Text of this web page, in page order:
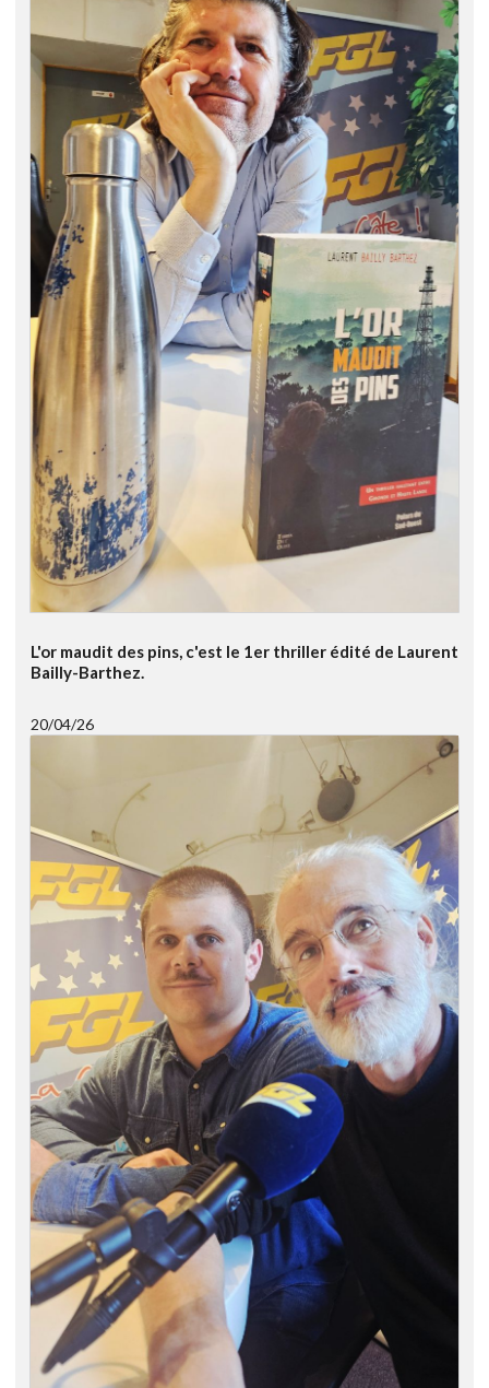
L'or maudit des pins, c'est le 1er thriller édité de Laurent
Bailly-Barthez.
20/04/26